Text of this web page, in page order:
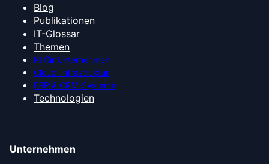
Blog
Publikationen
IT-Glossar
Themen
KI für Unternehmen
Cloud-Infrastruktur
ERP & CRM-Systeme
Technologien
Unternehmen